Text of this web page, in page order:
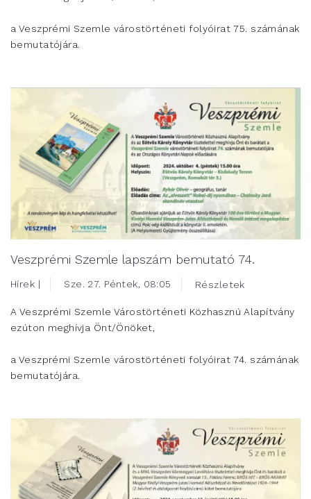
a Veszprémi Szemle várostörténeti folyóirat 75. számának
bemutatójára.
Veszprémi Szemle lapszám bemutató 74.
Hírek | Sze. 27. Péntek, 08:05 Részletek
A Veszprémi Szemle Várostörténeti Közhasznú Alapítvány
ezúton meghívja Önt/Önöket,
a Veszprémi Szemle várostörténeti folyóirat 74. számának
bemutatójára.